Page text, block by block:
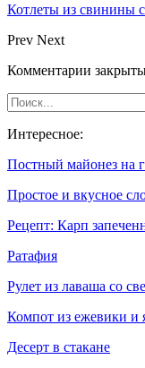
Котлеты из свинины
Prev Next
Комментарии
Интересное:
Постный майонез на
Простое и вкусное
Рецепт: Карп
Ратафия
Рулет из лаваша со
Компот из ежевики и
Десерт в стакане